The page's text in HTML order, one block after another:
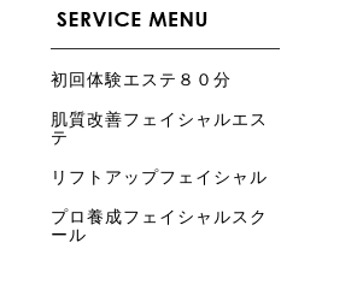
初回体験エステ８０分
肌質改善フェイシャルエス
テ
リフトアップフェイシャル
プロ養成フェイシャルスク
ール